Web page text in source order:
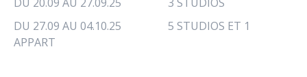
DU 27.09 AU 04.10.25 5 STUDIOS ET 1
APPART